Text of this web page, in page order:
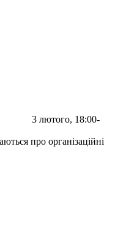
3 лютого, 18:00-
про організаційні